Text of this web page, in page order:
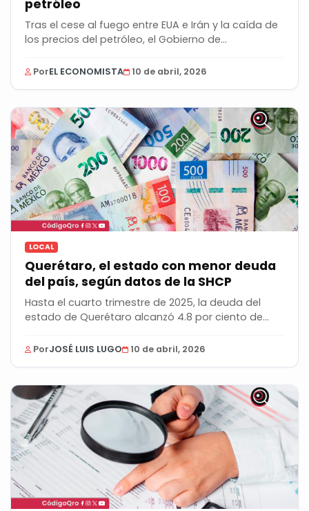
petróleo
Tras el cese al fuego entre EUA e Irán y la caída de
los precios del petróleo, el Gobierno de...
PorEL ECONOMISTA 10 de abril, 2026
LOCAL
Querétaro, el estado con menor deuda
del país, según datos de la SHCP
Hasta el cuarto trimestre de 2025, la deuda del
estado de Querétaro alcanzó 4.8 por ciento de
PorJOSÉ LUIS LUGO 10 de abril, 2026